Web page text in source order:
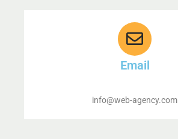
Email
info@web-agency.com